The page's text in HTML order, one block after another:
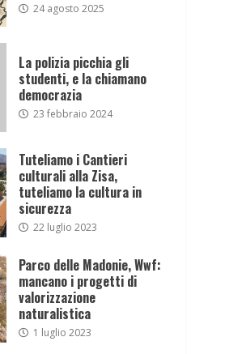
24 agosto 2025
La polizia picchia gli
studenti, e la chiamano
democrazia
23 febbraio 2024
Tuteliamo i Cantieri
culturali alla Zisa,
tuteliamo la cultura in
sicurezza
22 luglio 2023
Parco delle Madonie, Wwf:
mancano i progetti di
valorizzazione
naturalistica
1 luglio 2023